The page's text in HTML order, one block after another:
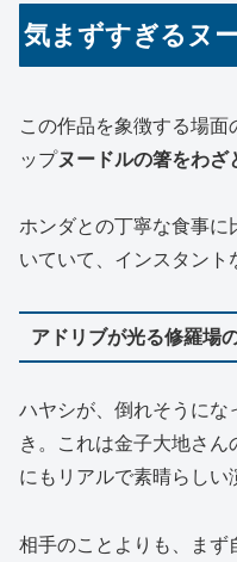
気まずすぎるヌ
この作品を象徴する場
ップヌードルの箸をわざ
ホンダとの丁寧な食事に
いていて、インスタント
アドリブが光る修羅場
ハヤシが、倒れそうにな
き。これは金子大地さん
にもリアルで素晴らしい
相手のことよりも、まず